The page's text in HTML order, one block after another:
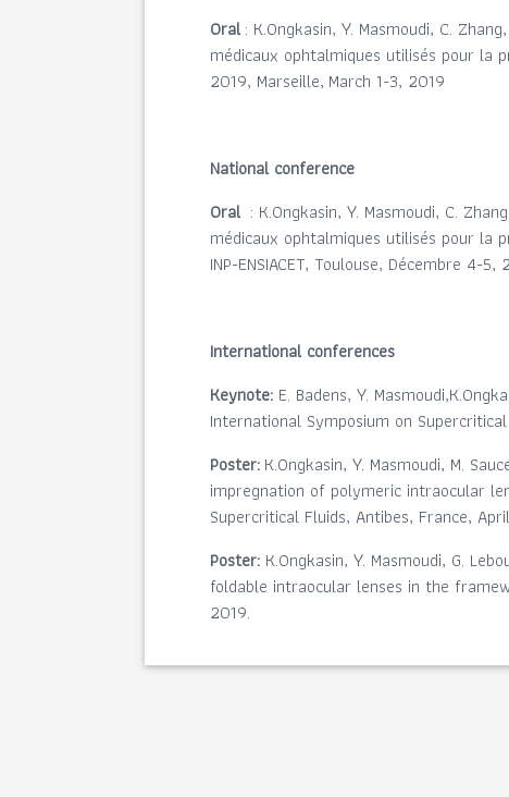
Oral: K.Ongkasin, Y. Masmoudi, C.
médicaux ophtalmiques utilisés pour la
2019, Marseille, March 1-3, 2019
National conference
Oral: K.Ongkasin, Y. Masmoudi, C.
médicaux ophtalmiques utilisés pour la
INP-ENSIACET, Toulouse, Décembre 4-5,
International conferences
Keynote: E. Badens, Y.
International Symposium on
Poster: K.Ongkasin, Y. Masmoudi, M.
impregnation of polymeric intraocular
Supercritical Fluids, Antibes, France,
Poster: K.Ongkasin, Y. Masmoudi, G.
foldable intraocular lenses in the
2019.